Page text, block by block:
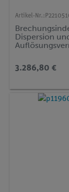
Artikel-Nr.:
Dispersion
3.286,80 €